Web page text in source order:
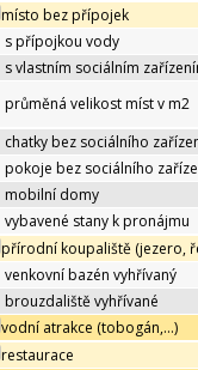
místo bez přípojek
s přípojkou vody
s vlastním sociálním
průměná velikost míst v m2
chatky bez sociálního
pokoje bez sociálního
mobilní domy
vybavené stany k pronájmu
přírodní koupaliště (jezero,
venkovní bazén vyhřívaný
brouzdaliště vyhřívané
vodní atrakce (tobogán,…)
restaurace